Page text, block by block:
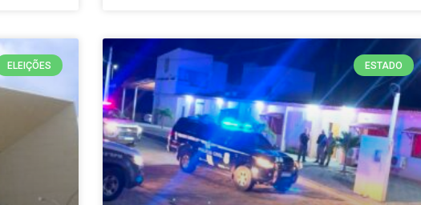
ELEIÇÕES ESTADO